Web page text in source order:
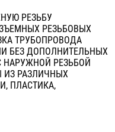
РЕЗЬБУ
РЕЗЬБОВЫХ
ТРУБОПРОВОДА
БЕЗ ДОПОЛНИТЕЛЬНЫХ
НАРУЖНОЙ РЕЗЬБОЙ
ИЗ РАЗЛИЧНЫХ
ПЛАСТИКА,